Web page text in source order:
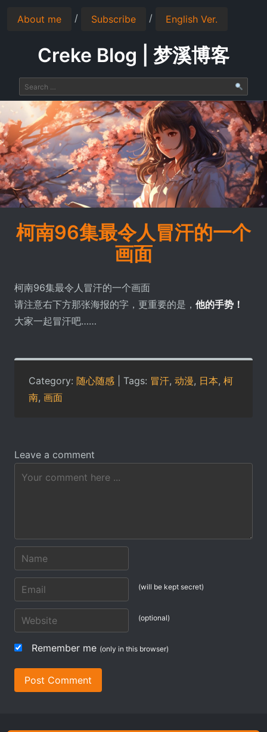
About me / Subscribe / English Ver.
Creke Blog | 梦溪博客
柯南96集最令人冒汗的一个
画面
柯南96集最令人冒汗的一个画面
请注意右下方那张海报的字，更重要的是， 他的手势！
大家一起冒汗吧……
Category: 随心随感 | Tags: 冒汗, 动漫, 日本, 柯
南, 画面
Leave a comment
(will be kept secret)
(optional)
Remember me (only in this browser)
Post Comment